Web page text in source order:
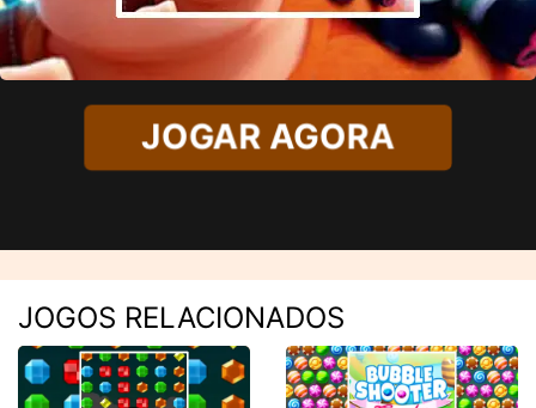
JOGAR AGORA
JOGOS RELACIONADOS